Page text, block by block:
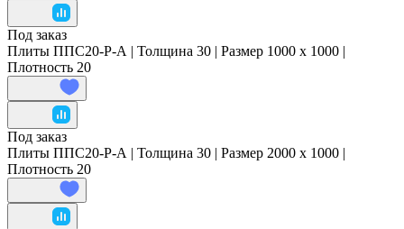
Под заказ
Плиты ППС20-Р-А | Толщина 30 | Размер 1000 x 1000 |
Плотность 20
Под заказ
Плиты ППС20-Р-А | Толщина 30 | Размер 2000 x 1000 |
Плотность 20